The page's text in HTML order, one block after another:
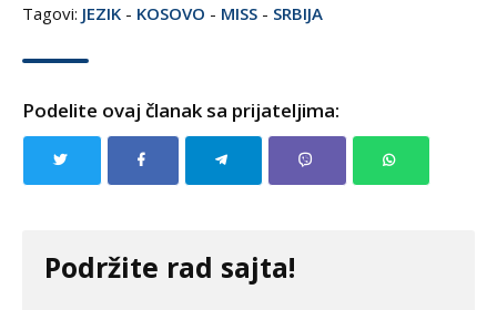
Tagovi: JEZIK - KOSOVO - MISS - SRBIJA
Podelite ovaj članak sa prijateljima:
Podržite rad sajta!